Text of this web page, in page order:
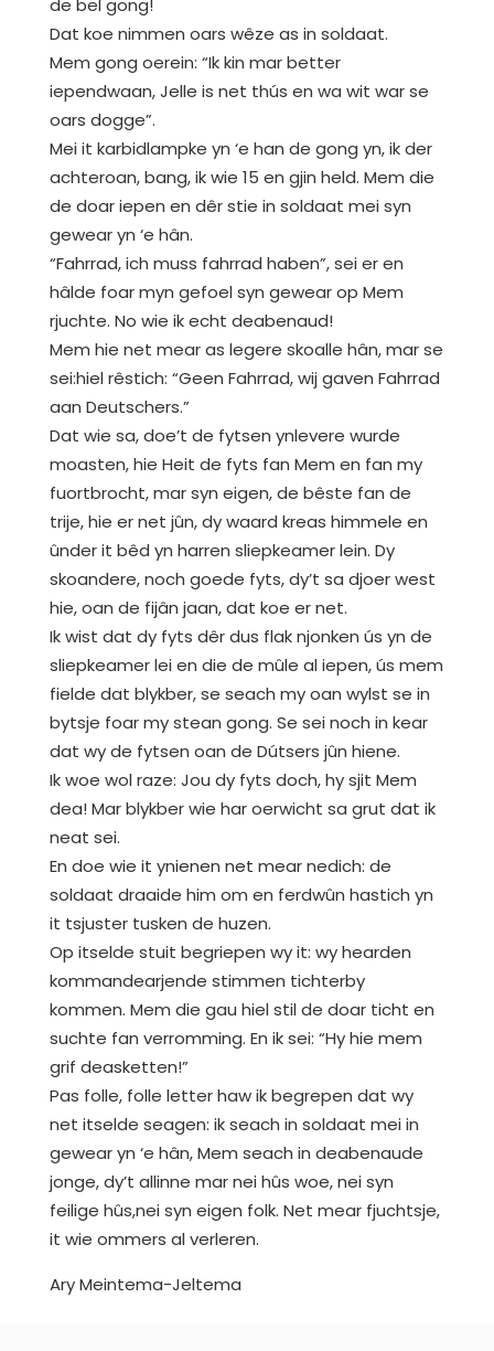
de bel gong!
Dat koe nimmen oars wêze as in soldaat.
Mem gong oerein: “Ik kin mar better
iependwaan, Jelle is net thús en wa wit war se
oars dogge”.
Mei it karbidlampke yn ‘e han de gong yn, ik der
achteroan, bang, ik wie 15 en gjin held. Mem die
de doar iepen en dêr stie in soldaat mei syn
gewear yn ‘e hân.
“Fahrrad, ich muss fahrrad haben”, sei er en
hâlde foar myn gefoel syn gewear op Mem
rjuchte. No wie ik echt deabenaud!
Mem hie net mear as legere skoalle hân, mar se
sei:hiel rêstich: “Geen Fahrrad, wij gaven Fahrrad
aan Deutschers.”
Dat wie sa, doe’t de fytsen ynlevere wurde
moasten, hie Heit de fyts fan Mem en fan my
fuortbrocht, mar syn eigen, de bêste fan de
trije, hie er net jûn, dy waard kreas himmele en
ûnder it bêd yn harren sliepkeamer lein. Dy
skoandere, noch goede fyts, dy’t sa djoer west
hie, oan de fijân jaan, dat koe er net.
Ik wist dat dy fyts dêr dus flak njonken ús yn de
sliepkeamer lei en die de mûle al iepen, ús mem
fielde dat blykber, se seach my oan wylst se in
bytsje foar my stean gong. Se sei noch in kear
dat wy de fytsen oan de Dútsers jûn hiene.
Ik woe wol raze: Jou dy fyts doch, hy sjit Mem
dea! Mar blykber wie har oerwicht sa grut dat ik
neat sei.
En doe wie it ynienen net mear nedich: de
soldaat draaide him om en ferdwûn hastich yn
it tsjuster tusken de huzen.
Op itselde stuit begriepen wy it: wy hearden
kommandearjende stimmen tichterby
kommen. Mem die gau hiel stil de doar ticht en
suchte fan verromming. En ik sei: “Hy hie mem
grif deasketten!”
Pas folle, folle letter haw ik begrepen dat wy
net itselde seagen: ik seach in soldaat mei in
gewear yn ‘e hân, Mem seach in deabenaude
jonge, dy’t allinne mar nei hûs woe, nei syn
feilige hûs,nei syn eigen folk. Net mear fjuchtsje,
it wie ommers al verleren.
Ary Meintema-Jeltema